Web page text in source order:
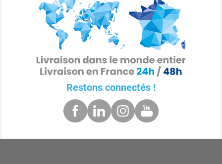
Restons connectés !